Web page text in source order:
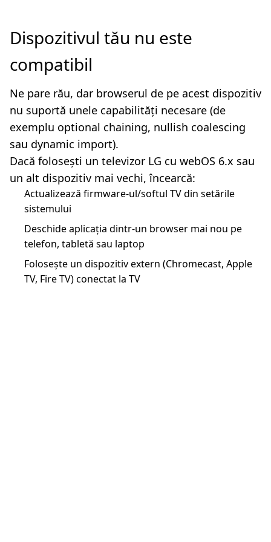
Dispozitivul tău nu este
compatibil
Ne pare rău, dar browserul de pe acest dispozitiv
nu suportă unele capabilități necesare (de
exemplu optional chaining, nullish coalescing
sau dynamic import).
Dacă folosești un televizor LG cu webOS 6.x sau
un alt dispozitiv mai vechi, încearcă:
Actualizează firmware-ul/softul TV din setările
sistemului
Deschide aplicația dintr-un browser mai nou pe
telefon, tabletă sau laptop
Folosește un dispozitiv extern (Chromecast, Apple
TV, Fire TV) conectat la TV